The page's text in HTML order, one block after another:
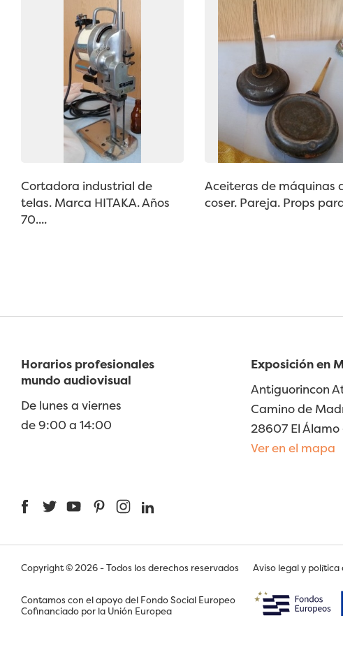
Cortadora industrial de
telas. Marca HITAKA. Años
70....
Aceiteras de máquinas
coser. Pareja. Props
Horarios profesionales
mundo audiovisual
De lunes a viernes
de 9:00 a 14:00
Exposición en
Antiguorincon
Camino de
28607 El
Ver en el mapa
FacebookTwitterYouTubePinterestInstagram
Copyright © 2026 - Todos los derechos reservados Aviso legal y
Contamos con el apoyo del Fondo Social Europeo
Cofinanciado por la Unión Europea